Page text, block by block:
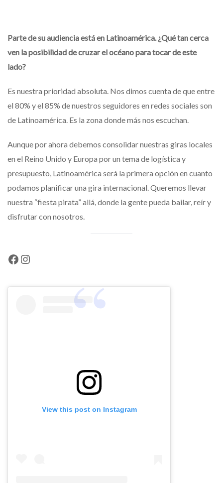
Parte de su audiencia está en Latinoamérica. ¿Qué tan cerca
ven la posibilidad de cruzar el océano para tocar de este
lado?
Es nuestra prioridad absoluta. Nos dimos cuenta de que entre
el 80% y el 85% de nuestros seguidores en redes sociales son
de Latinoamérica. Es la zona donde más nos escuchan.
Aunque por ahora debemos consolidar nuestras giras locales
en el Reino Unido y Europa por un tema de logística y
presupuesto, Latinoamérica será la primera opción en cuanto
podamos planificar una gira internacional. Queremos llevar
nuestra “fiesta pirata” allá, donde la gente pueda bailar, reír y
disfrutar con nosotros.
Facebook
Instagram
View this post on Instagram